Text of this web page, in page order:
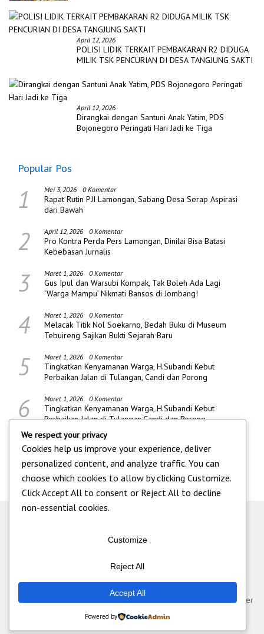
April 12, 2026
POLISI LIDIK TERKAIT PEMBAKARAN R2 DIDUGA
MILIK TSK PENCURIAN DI DESA TANGJUNG SAKTI
April 12, 2026
Dirangkai dengan Santuni Anak Yatim, PDS
Bojonegoro Peringati Hari Jadi ke Tiga
Popular Pos
1 Mei 3, 2026 0 Komentar
Rapat Rutin PJI Lamongan, Sabang Desa Serap Aspirasi
dari Bawah
2 April 12, 2026 0 Komentar
Pro Kontra Perda Pers Lamongan, Dinilai Bisa Batasi
Kebebasan Jurnalis
3 Maret 1, 2026 0 Komentar
Gus Ipul dan Warsubi Kompak, Tak Boleh Ada Lagi
‘Warga Mampu’ Nikmati Bansos di Jombang!
4 Maret 1, 2026 0 Komentar
Melacak Titik Nol Soekarno, Bedah Buku di Museum
Tebuireng Sajikan Bukti Sejarah Baru
5 Maret 1, 2026 0 Komentar
Tingkatkan Kenyamanan Warga, H.Subandi Kebut
Perbaikan Jalan di Tulangan, Candi dan Porong
6 Maret 1, 2026 0 Komentar
Tingkatkan Kenyamanan Warga, H.Subandi Kebut
Perbaikan Jalan di Tulangan,Candi dan Porong
Redaksi
Disclaimer
Standart Perlindungan Wartawan
© Pt Multi Media Cyber
Informatika 2026
We respect your privacy
Cookies help us improve your experience, deliver
personalized content, and analyze traffic. You can
choose which cookies to allow by clicking Customize.
ClickAccept All to consent or Reject All to decline
non-essential cookies.
Customize
Reject All
Accept All
Powered by